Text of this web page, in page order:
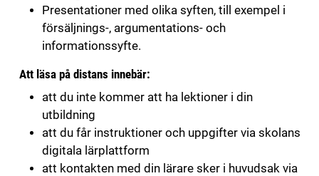
Presentationer med olika syften, till exempel i
försäljnings-, argumentations- och
informationssyfte.
Att läsa på distans innebär:
att du inte kommer att ha lektioner i din
utbildning
att du får instruktioner och uppgifter via skolans
digitala lärplattform
att kontakten med din lärare sker i huvudsak via